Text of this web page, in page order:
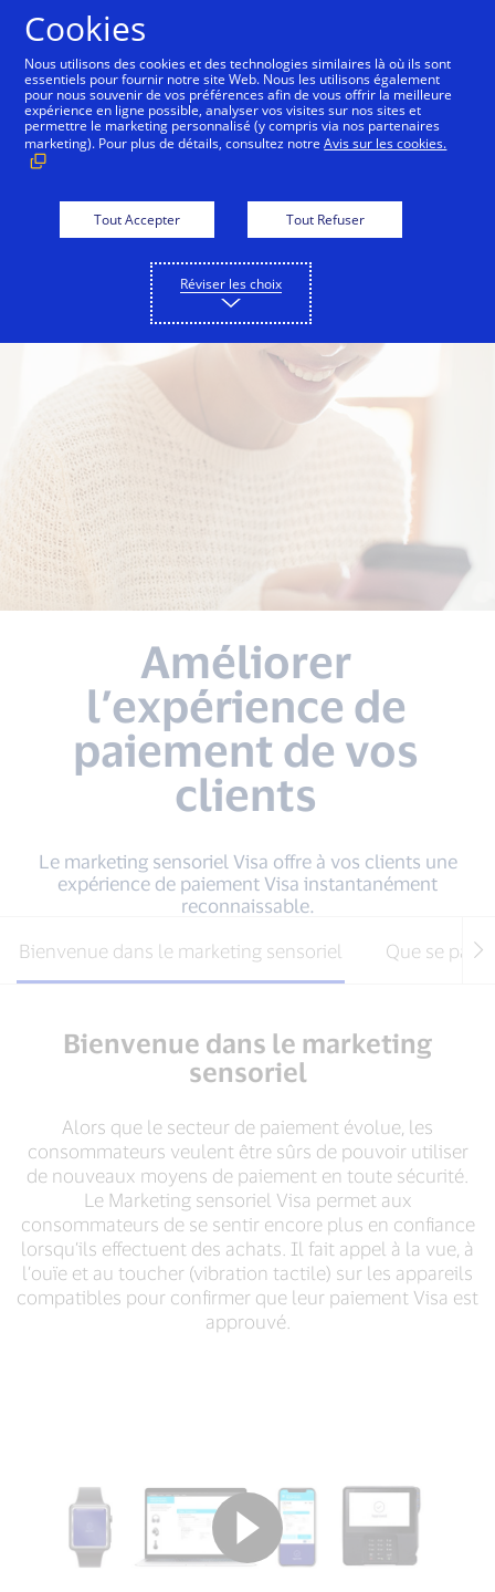
Pour les commerçants Pour les partenaires
Améliorer
l’expérience de
paiement de vos
clients
Le marketing sensoriel Visa offre à vos clients une
expérience de paiement Visa instantanément
reconnaissable.
Bienvenue dans le marketing sensoriel Que se
Bienvenue dans le marketing
sensoriel
Alors que le secteur de paiement évolue, les
consommateurs veulent être sûrs de pouvoir utiliser
de nouveaux moyens de paiement en toute sécurité.
Le Marketing sensoriel Visa permet aux
consommateurs de se sentir encore plus en confiance
lorsqu’ils effectuent des achats. Il fait appel à la vue, à
l’ouïe et au toucher (vibration tactile) sur les appareils
compatibles pour confirmer que leur paiement Visa est
approuvé.
Cookies
Nous utilisons des cookies et des technologies similaires là où ils sont
essentiels pour fournir notre site Web. Nous les utilisons également
pour nous souvenir de vos préférences afin de vous offrir la meilleure
expérience en ligne possible, analyser vos visites sur nos sites et
permettre le marketing personnalisé (y compris via nos partenaires
marketing). Pour plus de détails, consultez notreAvis sur les cookies.
Tout Accepter Tout Refuser
Réviser les choix